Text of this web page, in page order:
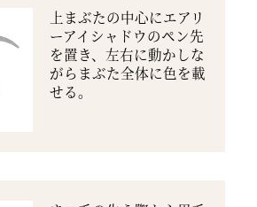
上まぶたの中心にエアリ
ーアイシャドウのペン先
を置き、左右に動かしな
がらまぶた全体に色を載
せる。